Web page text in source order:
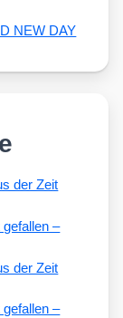
NEW DAY
der Zeit
–
der Zeit
–